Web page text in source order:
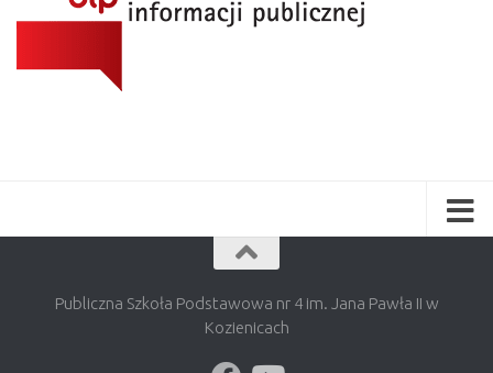
Publiczna Szkoła Podstawowa nr 4 im. Jana Pawła II w
Kozienicach